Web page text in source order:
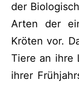
der
Arten der
Kröten vor.
Tiere an ihre
ihrer